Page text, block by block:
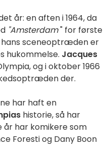
år: en aften i 1964, da
"Amsterdam" for første
hans sceneoptræden er
hukommelse. Jacques
og i oktober 1966
der.
har haft en
historie, så har
år har komikere som
Foresti og Dany Boon